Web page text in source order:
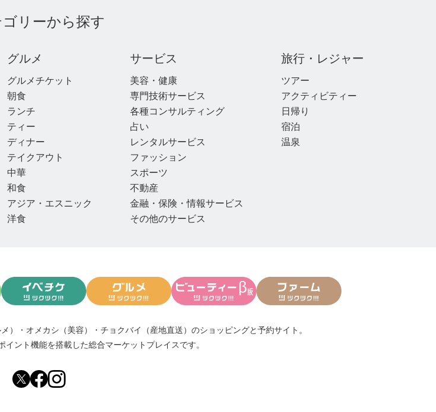
ゴリーから探す
グルメ
グルメチケット
朝食
ランチ
ティー
ディナー
テイクアウト
中華
和食
アジア・エスニック
洋食
サービス
美容・健康
専門技術サービス
各種コンサルティング
占い
レンタルサービス
ファッション
スポーツ
不動産
金融・保険・情報サービス
その他のサービス
旅行・レジャー
ツアー
アクティビティー
日帰り
宿泊
温泉
） ・ オメカシ（美容） ・ チョクバイ（産地直送） のショッピングと予約サイト。
イント機能を搭載した総合マーケットプレイスです。